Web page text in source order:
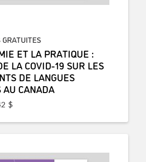
GRATUITES
ET LA PRATIQUE :
LA COVID-19 SUR LES
DE LANGUES
AU CANADA
$